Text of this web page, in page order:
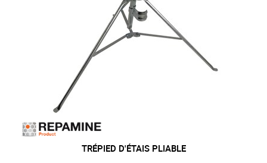
TRÉPIED D'ÉTAIS PLIABLE